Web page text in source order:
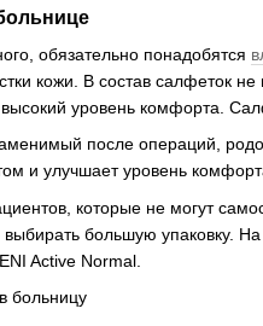
обязательно понадобятся
кожи. В состав салфеток
уровень комфорта.
после операций,
и улучшает уровень
которые не могут
большую упаковку.
Active Normal.